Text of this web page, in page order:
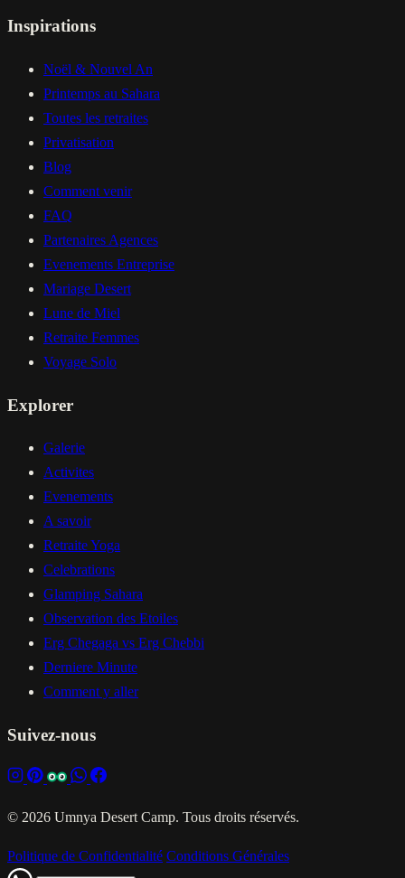
Inspirations
Noël & Nouvel An
Printemps au Sahara
Toutes les retraites
Privatisation
Blog
Comment venir
FAQ
Partenaires Agences
Evenements Entreprise
Mariage Desert
Lune de Miel
Retraite Femmes
Voyage Solo
Explorer
Galerie
Activites
Evenements
A savoir
Retraite Yoga
Celebrations
Glamping Sahara
Observation des Etoiles
Erg Chegaga vs Erg Chebbi
Derniere Minute
Comment y aller
Suivez-nous
© 2026 Umnya Desert Camp. Tous droits réservés.
Politique de Confidentialité Conditions Générales